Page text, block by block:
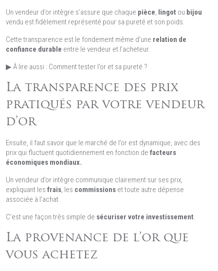
Un vendeur d’or intègre s’assure que chaque pièce, lingot ou bijou
vendu est fidèlement représenté pour sa pureté et son poids.
Cette transparence est le fondement même d’une relation de
confiance durable entre le vendeur et l’acheteur.
▶ À lire aussi : Comment tester l’or et sa pureté ?
La transparence des prix
pratiqués par votre vendeur
d’or
Ensuite, il faut savoir que le marché de l’or est dynamique, avec des
prix qui fluctuent quotidiennement en fonction de facteurs
économiques mondiaux.
Un vendeur d’or intègre communique clairement sur ses prix,
expliquant les frais, les commissions et toute autre dépense
associée à l’achat.
C’est une façon très simple de sécuriser votre investissement.
La provenance de l’or que
vous achetez